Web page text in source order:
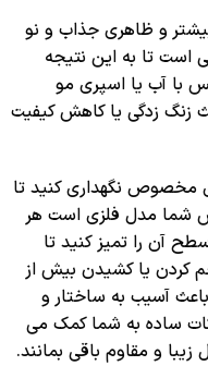
و ظاهری جذاب و نو
است تا به این نتیجه
با آب یا اسپری مو
زنگ ‌زدگی یا کاهش کیفیت
مخصوص نگهداری کنید تا
شما مدل فلزی است هر
آن را تمیز کنید تا
یا کشیدن بیش از
آسیب به ساختار و
ساده به شما کمک می
و مقاوم باقی بمانند.